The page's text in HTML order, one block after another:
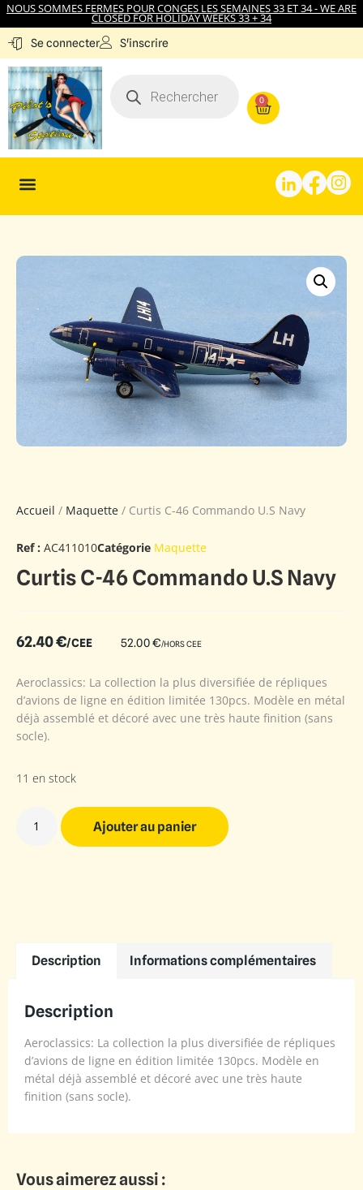
NOUS SOMMES FERMES POUR CONGES LES SEMAINES 33 ET 34 - WE ARE
CLOSED FOR HOLIDAY WEEKS 33 + 34
Se connecter S'inscrire
0
Accueil / Maquette / Curtis C-46 Commando U.S Navy
Ref : AC411010Catégorie Maquette
Curtis C-46 Commando U.S Navy
62.40€/CEE 52.00€/HORS CEE
Aeroclassics: La collection la plus diversifiée de répliques
d’avions de ligne en édition limitée 130pcs. Modèle en métal
déjà assemblé et décoré avec une très haute finition (sans
socle).
11 en stock
Ajouter au panier
Description Informations complémentaires
Description
Aeroclassics: La collection la plus diversifiée de répliques
d’avions de ligne en édition limitée 130pcs. Modèle en
métal déjà assemblé et décoré avec une très haute
finition (sans socle).
Vous aimerez aussi :